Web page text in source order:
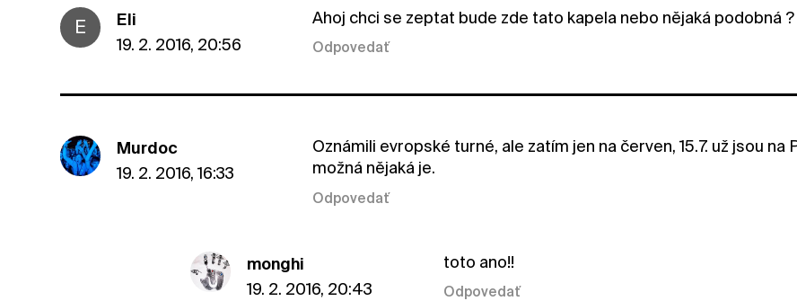
E
Eli
19. 2. 2016, 20:56
Ahoj chci se zeptat bude zde tato kapela nebo nějaká podobná ?
Odpovedať
Murdoc
19. 2. 2016, 16:33
Oznámili evropské turné, ale zatím jen na červen, 15.7. už jsou
možná nějaká je.
Odpovedať
monghi
19. 2. 2016, 20:43
toto ano!!
Odpovedať